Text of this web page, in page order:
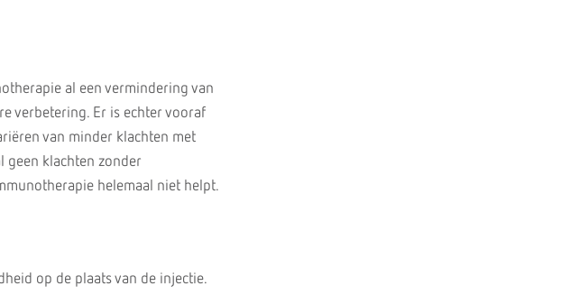
al een vermindering van
verbetering. Er is echter vooraf
van minder klachten met
geen klachten zonder
helemaal niet helpt.
op de plaats van de injectie.